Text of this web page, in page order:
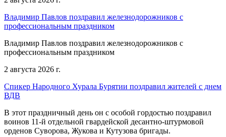
Владимир Павлов поздравил железнодорожников с
профессиональным праздником
Владимир Павлов поздравил железнодорожников с
профессиональным праздником
2 августа 2026 г.
Спикер Народного Хурала Бурятии поздравил жителей с днем
ВДВ
В этот праздничный день он с особой гордостью поздравил
воинов 11-й отдельной гвардейской десантно-штурмовой
орденов Суворова, Жукова и Кутузова бригады.